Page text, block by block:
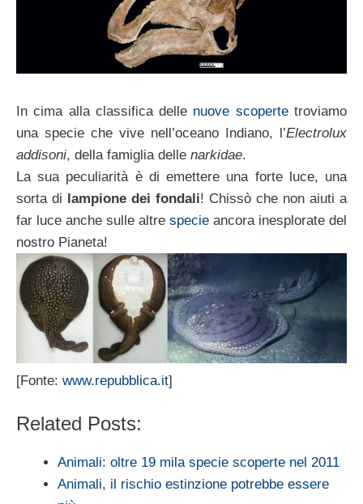
In cima alla classifica delle nuove scopertetroviamo
una specie che vive nell’oceano Indiano, l’Electrolux
addisoni, della famiglia delle narkidae.
La sua peculiarità è di emettere una forte luce, una
sorta di
lampione dei fondali! Chissò che non aiuti a
far luce anche sulle altre specie ancora inesplorate del
nostro Pianeta!
[Fonte: www.repubblica.it]
Related Posts:
Animali: oltre 19 mila specie scoperte nel 2011
Animali, il rischio estinzione potrebbe essere